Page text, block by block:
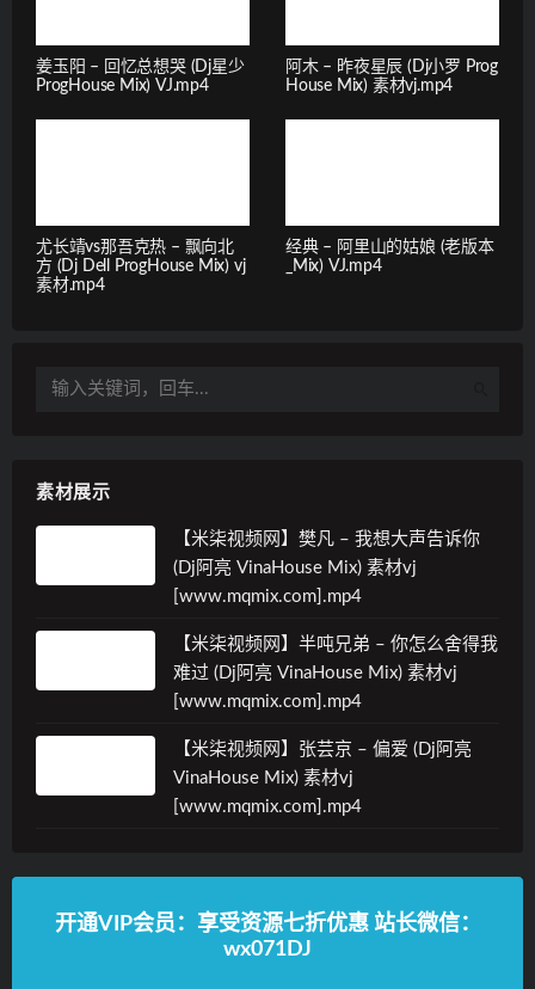
姜玉阳 – 回忆总想哭 (Dj星少
ProgHouse Mix) VJ.mp4
阿木 – 昨夜星辰 (Dj小罗 Prog
House Mix) 素材vj.mp4
尤长靖vs那吾克热 – 飘向北
方 (Dj Dell ProgHouse Mix) vj
素材.mp4
经典 – 阿里山的姑娘 (老版本
_Mix) VJ.mp4
素材展示
【米柒视频网】樊凡 – 我想大声告诉你
(Dj阿亮 VinaHouse Mix) 素材vj
[www.mqmix.com].mp4
【米柒视频网】半吨兄弟 – 你怎么舍得我
难过 (Dj阿亮 VinaHouse Mix) 素材vj
[www.mqmix.com].mp4
【米柒视频网】张芸京 – 偏爱 (Dj阿亮
VinaHouse Mix) 素材vj
[www.mqmix.com].mp4
开通VIP会员：享受资源七折优惠 站长微信：
wx071DJ